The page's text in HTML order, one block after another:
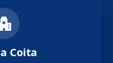
Coita